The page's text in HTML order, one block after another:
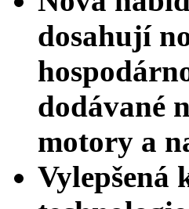
dosahují
dodávané
motory a
Vylepšená